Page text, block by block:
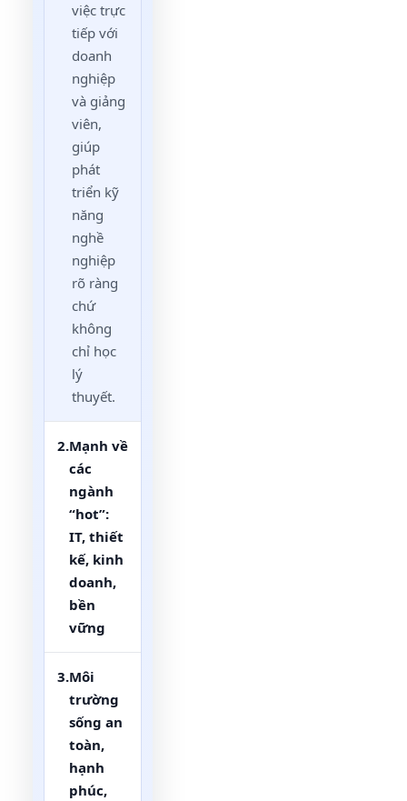
việc trực
tiếp với
doanh
nghiệp
và giảng
viên,
giúp
phát
triển kỹ
năng
nghề
nghiệp
rõ ràng
chứ
không
chỉ học
lý
thuyết.
2.Mạnh về
các
ngành
“hot”:
IT, thiết
kế, kinh
doanh,
bền
vững
3.Môi
trường
sống an
toàn,
hạnh
phúc,